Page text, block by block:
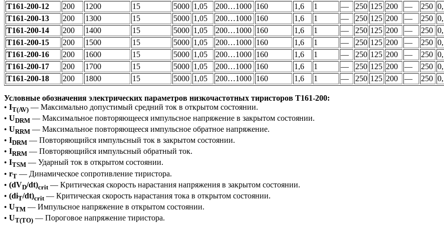
Т161-200-12
200 1200 15 5000 1,05 200…1000 160 1,6 1 — 250 125 200 — 250
Т161-200-13
200 1300 15 5000 1,05 200…1000 160 1,6 1 — 250 125 200 — 250
Т161-200-14
200 1400 15 5000 1,05 200…1000 160 1,6 1 — 250 125 200 — 250
Т161-200-15
200 1500 15 5000 1,05 200…1000 160 1,6 1 — 250 125 200 — 250
Т161-200-16
200 1600 15 5000 1,05 200…1000 160 1,6 1 — 250 125 200 — 250
Т161-200-17
200 1700 15 5000 1,05 200…1000 160 1,6 1 — 250 125 200 — 250
Т161-200-18
200 1800 15 5000 1,05 200…1000 160 1,6 1 — 250 125 200 — 250
Условные обозначения электрических параметров низкочастотных тиристоров Т161-200:
• IT(AV) — Максимально допустимый средний ток в открытом состоянии.
• UDRM — Максимальное повторяющееся импульсное напряжение в закрытом состоянии.
• URRM — Максимальное повторяющееся импульсное обратное напряжение.
• IDRM — Повторяющийся импульсный ток в закрытом состоянии.
• IRRM — Повторяющийся импульсный обратный ток.
• ITSM — Ударный ток в открытом состоянии.
• rT — Динамическое сопротивление тиристора.
• (dVD/dt)crit — Критическая скорость нарастания напряжения в закрытом состоянии.
• (diT/dt)crit — Критическая скорость нарастания тока в открытом состоянии.
• UTM — Импульсное напряжение в открытом состоянии.
• UT(TO) — Пороговое напряжение тиристора.